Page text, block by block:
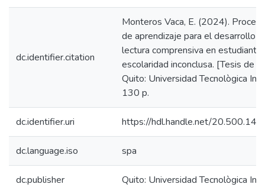
dc.identifier.citation
Monteros Vaca, E. (2024).
de aprendizaje para el desarrollo
lectura comprensiva en
escolaridad inconclusa. [Tesis de
Quito: Universidad Tecnològica
130 p.
dc.identifier.uri https://hdl.handle.net/
dc.language.iso spa
dc.publisher Quito: Universidad Tecnològica